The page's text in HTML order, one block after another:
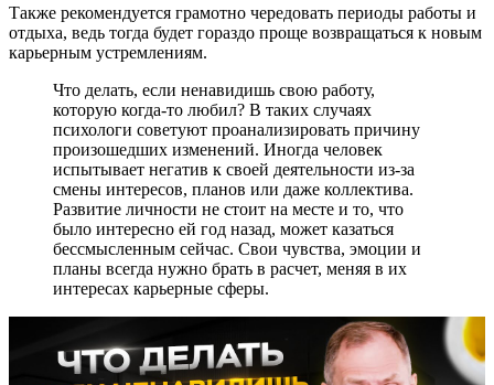
Также рекомендуется грамотно чередовать периоды работы и
отдыха, ведь тогда будет гораздо проще возвращаться к новым
карьерным устремлениям.
Что делать, если ненавидишь свою работу,
которую когда-то любил? В таких случаях
психологи советуют проанализировать причину
произошедших изменений. Иногда человек
испытывает негатив к своей деятельности из-за
смены интересов, планов или даже коллектива.
Развитие личности не стоит на месте и то, что
было интересно ей год назад, может казаться
бессмысленным сейчас. Свои чувства, эмоции и
планы всегда нужно брать в расчет, меняя в их
интересах карьерные сферы.